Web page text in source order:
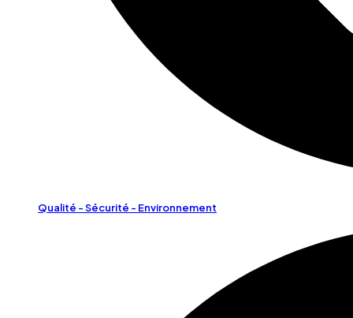
Qualité - Sécurité - Environnement